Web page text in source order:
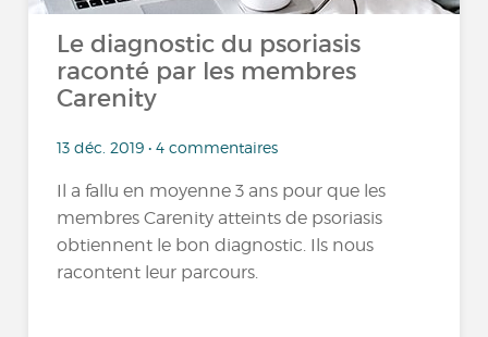
Le diagnostic du psoriasis
raconté par les membres
Carenity
13 déc. 2019 • 4 commentaires
Il a fallu en moyenne 3 ans pour que les
membres Carenity atteints de psoriasis
obtiennent le bon diagnostic. Ils nous
racontent leur parcours.